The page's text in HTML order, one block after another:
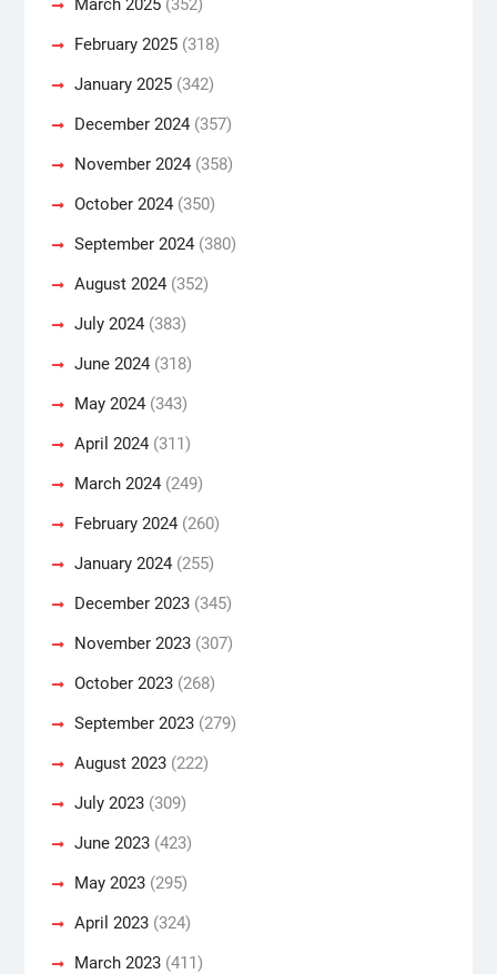
February 2025(318)
January 2025(342)
December 2024(357)
November 2024(358)
October 2024(350)
September 2024(380)
August 2024(352)
July 2024(383)
June 2024(318)
May 2024(343)
April 2024(311)
March 2024(249)
February 2024(260)
January 2024(255)
December 2023(345)
November 2023(307)
October 2023(268)
September 2023(279)
August 2023(222)
July 2023(309)
June 2023(423)
May 2023(295)
April 2023(324)
March 2023(411)